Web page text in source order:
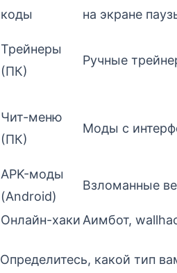
коды
на экране
Трейнеры
(ПК)
Ручные
Чит-меню
(ПК)
Моды с
APK-моды
(Android)
Взломанные
Онлайн-хаки Аимбот,
Определитесь, какой тип